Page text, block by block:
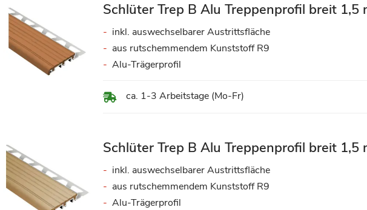
Schlüter Trep B Alu Treppenprofil breit
ca. 1-3 Arbeitstage (Mo-Fr)
inkl. auswechselbarer Austrittsfläche
aus rutschemmendem Kunststoff R9
Alu-Trägerprofil
Schlüter Trep B Alu Treppenprofil breit 1,5
inkl. auswechselbarer Austrittsfläche
aus rutschemmendem Kunststoff R9
Alu-Trägerprofil